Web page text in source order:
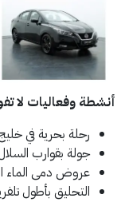
أنشطة وفعاليات لا
رحلة بحرية في
جولة بقوارب
عروض دمى الماء
التحليق بأطول